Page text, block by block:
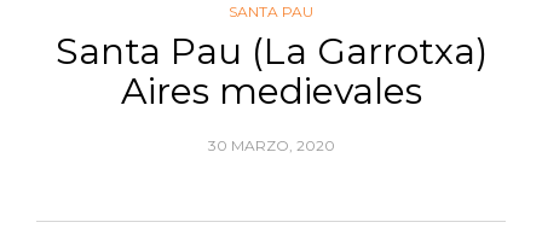
SANTA PAU
Santa Pau (La Garrotxa)
Aires medievales
30 MARZO, 2020